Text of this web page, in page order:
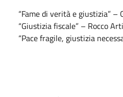
“Fame di verità e giustizia” –
“Giustizia fiscale” – Rocco
“Pace fragile, giustizia